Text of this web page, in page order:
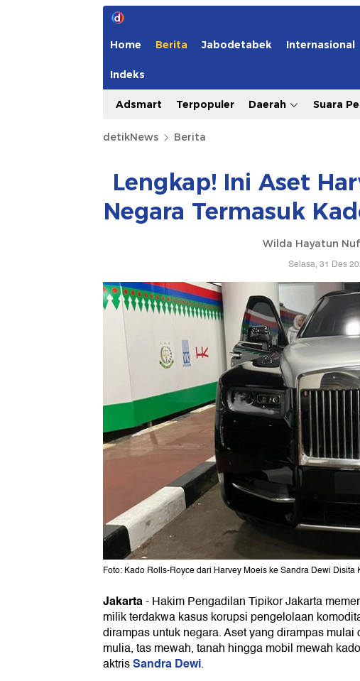
Home Berita Jabodetabek Internasional
Indeks
Adsmart Terpopuler Daerah Suara
detikNews Berita
Lengkap! Ini Aset
Negara Termasuk
Wilda Hayatun
Selasa, 31 Des
Foto: Kado Rolls-Royce dari Harvey Moeis ke Sandra Dewi
Jakarta-Hakim Pengadilan Tipikor Jakarta
milik terdakwa kasus korupsi pengelolaan
dirampas untuk negara. Aset yang dirampas mulai
mulia, tas mewah, tanah hingga mobil mewah
aktrisSandra Dewi.